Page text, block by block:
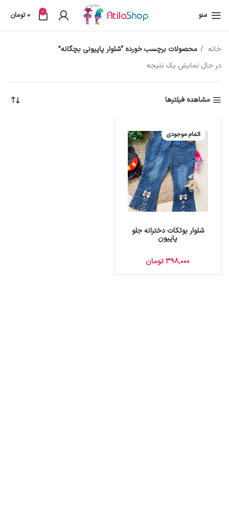
منو 0
0 تومان
خانه
محصولات برچسب خورده “شلوار پاپیونی بچگانه”
در حال نمایش یک نتیجه
مشاهده فیلترها
اتمام موجودی
شلوار بوتکات دخترانه جلو
پاپیون
398,000 تومان